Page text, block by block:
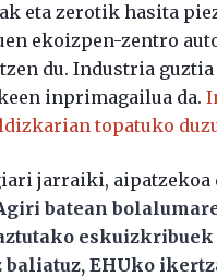
eta zerotik hasita
ekoizpen-zentro
du. Industria
inprimagailua da.
topatuko
jarraiki, aipatzekoa
batean
eskuizkribuek
baliatuz, EHUko